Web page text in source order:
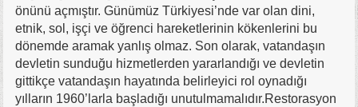
önünü açmıştır. Günümüz Türkiyesi’nde var olan dini,
etnik, sol, işçi ve öğrenci hareketlerinin kökenlerini bu
dönemde aramak yanlış olmaz. Son olarak, vatandaşın
devletin sunduğu hizmetlerden yararlandığı ve devletin
gittikçe vatandaşın hayatında belirleyici rol oynadığı
yılların 1960’larla başladığı unutulmamalıdır.Restorasyon